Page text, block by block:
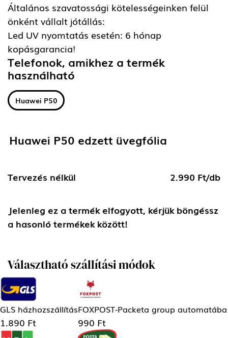
Általános szavatossági kötelességeinken felül
önként vállalt jótállás:
Led UV nyomtatás esetén: 6 hónap
kopásgarancia!
Telefonok, amikhez a termék
használható
Huawei P50
Huawei P50 edzett üvegfólia
Tervezés nélkül 2.990 Ft/db
Jelenleg ez a termék elfogyott, kérjük böngéssz
a hasonló termékek között!
Választható szállítási módok
GLS házhozszállítás
1.890 Ft
FOXPOST-Packeta group automatába
990 Ft